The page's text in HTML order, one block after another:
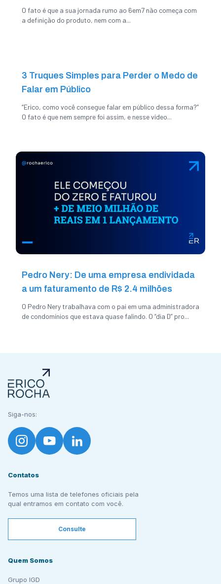
O fato é que a sua jornada rumo ao 6em7 não começa com
a definição do produto, nem com a...
3 Truques Simples para Perder o Medo de
Falar em Público
“Erico, como você consegue falar em público dessa forma?”
O fato é que nem sempre foi assim, e nesse vídeo...
Pedro Nery: De uma empresa endividada
a um faturamento de R$ 2.4 milhões
O Pedro Nery trabalhava com o pai em uma administradora
de condomínios que estava quase falindo. O “dia D” pro...
Siga-nos:
Contatos
Temos uma lista de telefones oficiais pela
qual entramos em contato com você.
Consulte
Quem Somos
Grupo IGD